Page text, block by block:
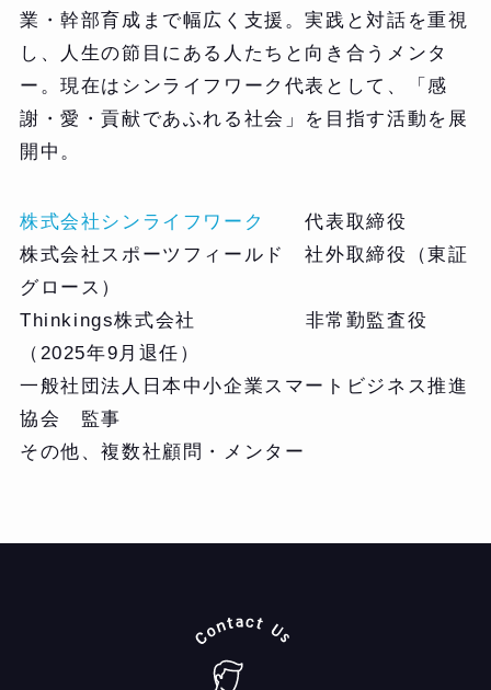
業・幹部育成まで幅広く支援。実践と対話を重視
し、人生の節目にある人たちと向き合うメンタ
ー。現在はシンライフワーク代表として、「感
謝・愛・貢献であふれる社会」を目指す活動を展
開中。
株式会社シンライフワーク
代表取締役
株式会社スポーツフィールド 社外取締役（東証
グロース）
Thinkings株式会社 非常勤監査役
（2025年9月退任）
一般社団法人日本中小企業スマートビジネス推進
協会 監事
その他、複数社顧問・メンター